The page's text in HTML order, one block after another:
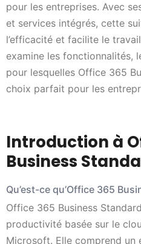
pour les entreprises. Avec
et services intégrés, cette
l’efficacité et facilite le
examine les fonctionnalités,
pour lesquelles Office 365
choix parfait pour les
Introduction à
Business
Qu’est-ce qu’Office 365
Office 365 Business
productivité basée sur le
Microsoft. Elle comprend un